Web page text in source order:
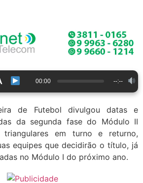
00:00 --:--
de Futebol divulgou datas e
da segunda fase do Módulo II
em turno e returno,
equipes que decidirão o título, já
no Módulo I do próximo ano.